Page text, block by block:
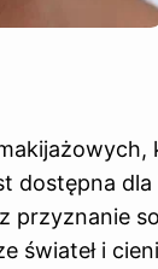
dostępna dla
przyznanie
świateł i